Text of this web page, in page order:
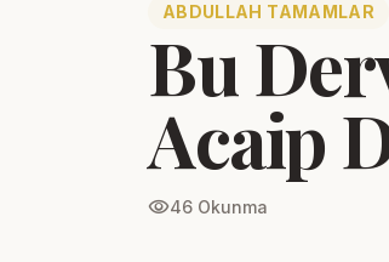
ABDULLAH TAMAMLAR
Bu
Acaip
visibility46 Okunma